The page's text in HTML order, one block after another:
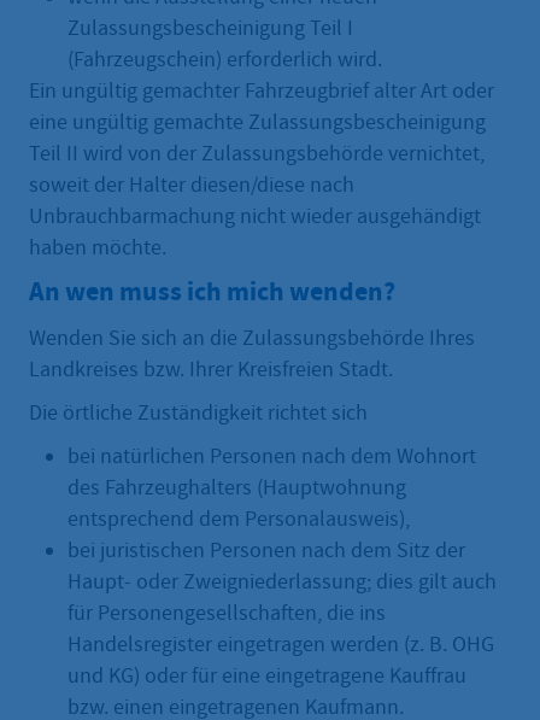
Zulassungsbescheinigung Teil I
(Fahrzeugschein) erforderlich wird.
Ein ungültig gemachter Fahrzeugbrief alter Art oder
eine ungültig gemachte Zulassungsbescheinigung
Teil II wird von der Zulassungsbehörde vernichtet,
soweit der Halter diesen/diese nach
Unbrauchbarmachung nicht wieder ausgehändigt
haben möchte.
An wen muss ich mich wenden?
Wenden Sie sich an die Zulassungsbehörde Ihres
Landkreises bzw. Ihrer Kreisfreien Stadt.
Die örtliche Zuständigkeit richtet sich
bei natürlichen Personen nach dem Wohnort
des Fahrzeughalters (Hauptwohnung
entsprechend dem Personalausweis),
bei juristischen Personen nach dem Sitz der
Haupt- oder Zweigniederlassung; dies gilt auch
für Personengesellschaften, die ins
Handelsregister eingetragen werden (z. B. OHG
und KG) oder für eine eingetragene Kauffrau
bzw. einen eingetragenen Kaufmann.